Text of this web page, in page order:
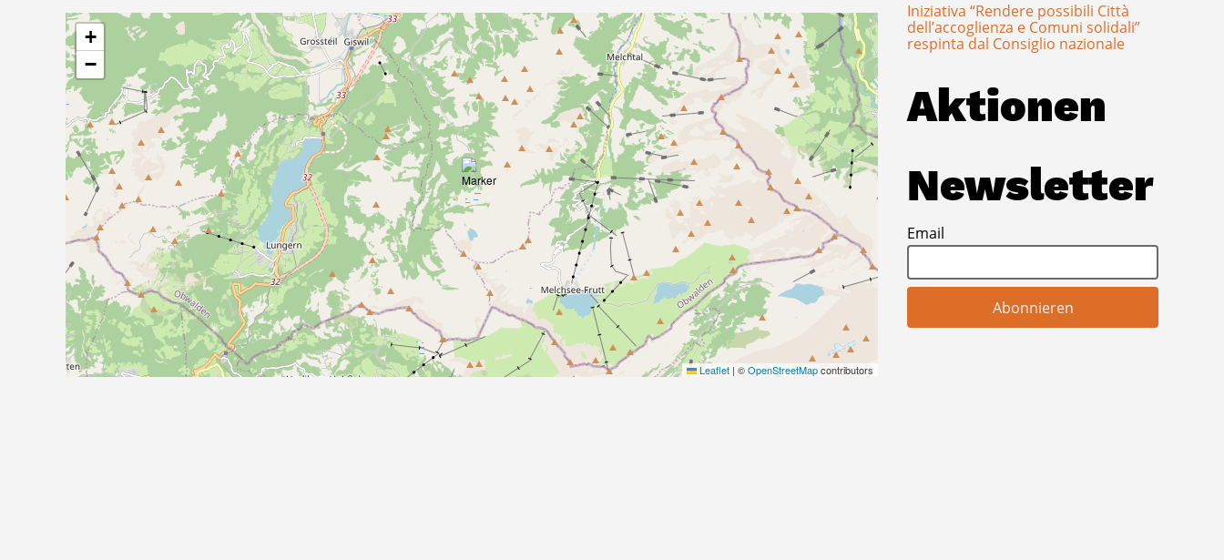
+
−
Leaflet | ©OpenStreetMapcontributors
Iniziativa “Rendere possibili Città
dell’accoglienza e Comuni solidali”
respinta dal Consiglio nazionale
Aktionen
Newsletter
Email